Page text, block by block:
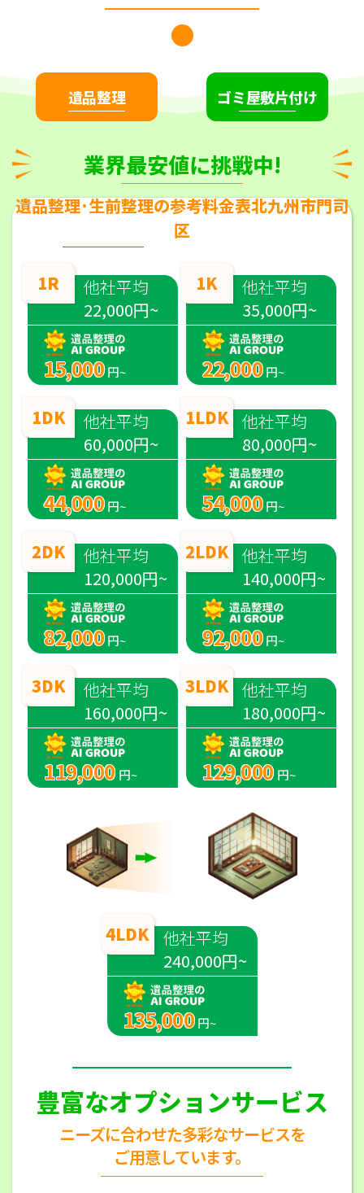
遺品整理 ゴミ屋敷片付け
業界最安値に挑戦中!
遺品整理･生前整理の参考料金表北九州市門司
区
1R
他社平均
22,000円~
15,000 円~
1DK
他社平均
60,000円~
44,000 円~
2DK
他社平均
120,000円~
82,000 円~
3DK
他社平均
160,000円~
119,000 円~
4LDK 他社平均
240,000円~
135,000 円~
1K
他社平均
35,000円~
22,000 円~
1LDK 他社平均
80,000円~
54,000 円~
2LDK 他社平均
140,000円~
92,000 円~
3LDK 他社平均
180,000円~
129,000 円~
豊富なオプションサービス
ニーズに合わせた多彩なサービスを
ご用意しています。